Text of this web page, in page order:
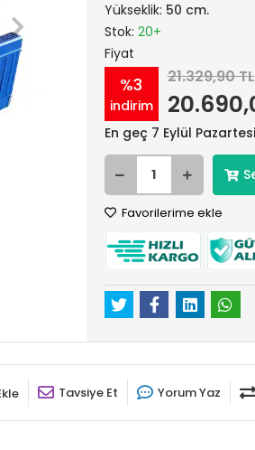
Yükseklik: 50 cm.
Stok: 20+
Fiyat
%3
indirim
21.329,90 TL
En geç 7 Eylül
Favorilerime ekle
Tavsiye Et Yorum Yaz